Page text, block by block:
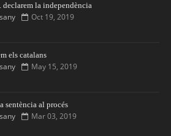
declarem la independència
Oct 19, 2019
els catalans
May 15, 2019
sentència al procés
Mar 03, 2019